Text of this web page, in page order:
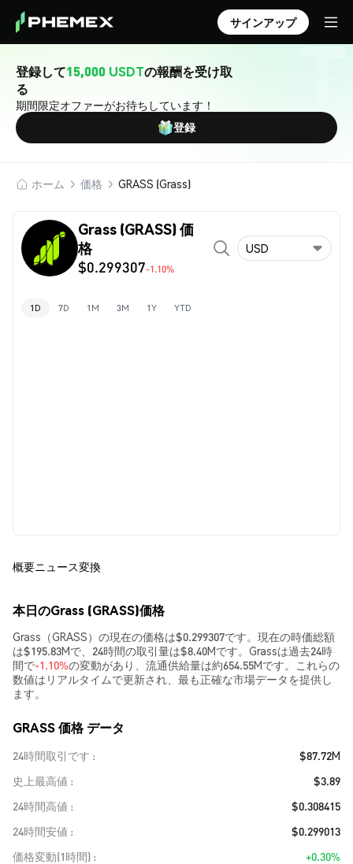
サインアップ
登録して15,000 USDTの報酬を受け取
る
期間限定オファーがお待ちしています！
登録
ホーム 価格 GRASS (Grass)
Grass (GRASS) 価
格
$0.299307-1.10%
USD
1D 7D 1M 3M 1Y YTD
概要ニュース変換
本日のGrass (GRASS)価格
Grass（GRASS）の現在の価格は$0.299307です。現在の時価総額
は$195.83Mで、24時間の取引量は$8.40Mです。Grassは過去24時
間で-1.10%の変動があり、流通供給量は約654.55Mです。これらの
数値はリアルタイムで更新され、最も正確な市場データを提供し
ます。
GRASS 価格 データ
24時間取引です
$87.72M
史上最高値
$3.89
24時間高値
$0.308415
24時間安値
$0.299013
価格変動(1時間)
+0.30%